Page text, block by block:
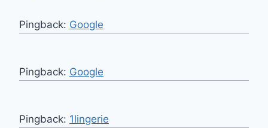
Pingback: Google
Pingback: Google
Pingback: 1lingerie